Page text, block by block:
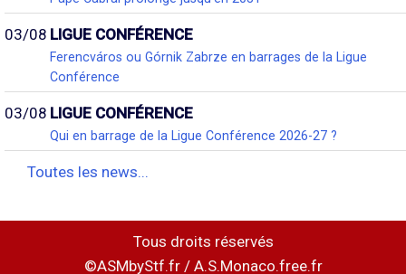
03/08 LIGUE CONFÉRENCE
Ferencváros ou Górnik Zabrze en barrages de la Ligue
Conférence
03/08 LIGUE CONFÉRENCE
Qui en barrage de la Ligue Conférence 2026-27 ?
Toutes les news...
Tous droits réservés
©ASMbyStf.fr / A.S.Monaco.free.fr